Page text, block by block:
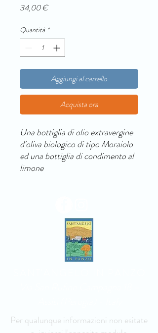
34,00 €Prezzo
Quantità *
Aggiungi al carrello
Acquista ora
Una bottiglia di olio extravergine
d'oliva biologico di tipo Moraiolo
ed una bottiglia di condimento al
limone
Per qualunque informazioni non esitate